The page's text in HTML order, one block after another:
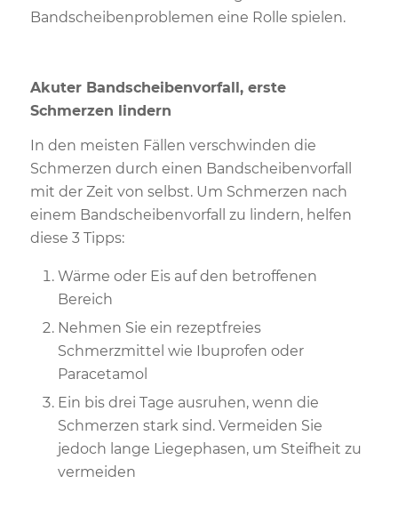
Bandscheibenproblemen eine Rolle spielen.
Akuter Bandscheibenvorfall, erste
Schmerzen lindern
In den meisten Fällen verschwinden die
Schmerzen durch einen Bandscheibenvorfall
mit der Zeit von selbst. Um Schmerzen nach
einem Bandscheibenvorfall zu lindern, helfen
diese 3 Tipps:
Wärme oder Eis auf den betroffenen
Bereich
Nehmen Sie ein rezeptfreies
Schmerzmittel wie Ibuprofen oder
Paracetamol
Ein bis drei Tage ausruhen, wenn die
Schmerzen stark sind. Vermeiden Sie
jedoch lange Liegephasen, um Steifheit zu
vermeiden